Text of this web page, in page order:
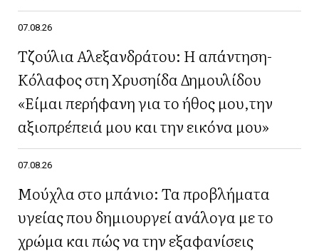
07.08.26
Τζούλια Αλεξανδράτου: Η απάντηση-
Κόλαφος στη Χρυσηίδα Δημουλίδου
«Είμαι περήφανη για το ήθος μου,την
αξιοπρέπειά μου και την εικόνα μου»
07.08.26
Μούχλα στο μπάνιο: Τα προβλήματα
υγείας που δημιουργεί ανάλογα με το
χρώμα και πώς να την εξαφανίσεις